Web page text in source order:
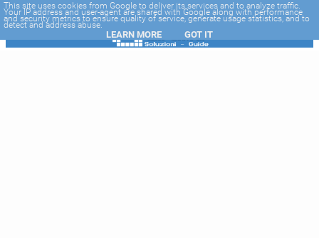
-->
This site uses cookies from Google to deliver its services and to analyze traffic.
Your IP address and user-agent are shared with Google along with performance
and security metrics to ensure quality of service, generate usage statistics, and to
detect and address abuse.
LEARN MORE GOT IT